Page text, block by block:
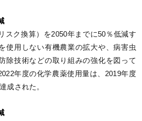
スク換算）を2050年までに50％低減す
使用しない有機農業の拡大や、病害虫
除技術などの取り組みの強化を図って
年度の化学農薬使用量は、2019年度
成された。